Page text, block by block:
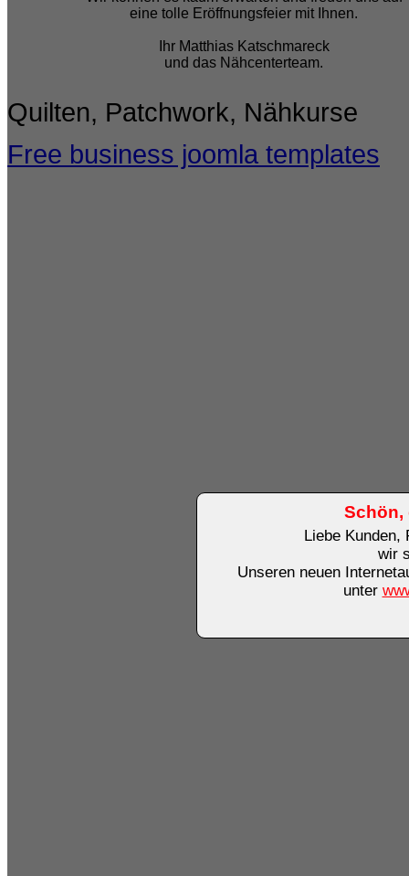
Schön,
Liebe Kunden,
wir
Unseren neuen
unter
eine tolle Eröffnungsfeier mit Ihnen.
Ihr Matthias Katschmareck
und das Nähcenterteam.
Quilten, Patchwork, Nähkurse
Free business joomla templates